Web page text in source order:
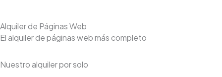
Alquiler de Páginas Web
El alquiler de páginas web más completo
Nuestro alquiler por solo